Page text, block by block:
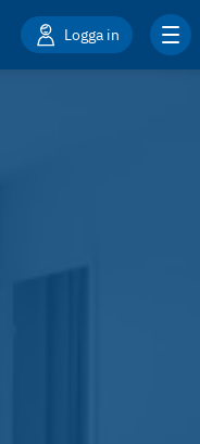
Logga in